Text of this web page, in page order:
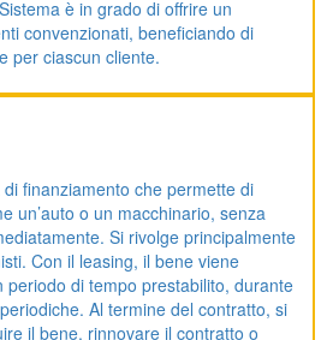
è in grado di offrire un
convenzionati, beneficiando di
per ciascun cliente.
finanziamento che permette di
un’auto o un macchinario, senza
Si rivolge principalmente
Con il leasing, il bene viene
periodo di tempo prestabilito, durante
Al termine del contratto, si
il bene, rinnovare il contratto o